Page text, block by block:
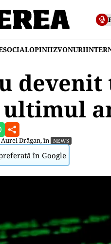
SOCIALOPINIIZVONURI
devenit
Aurel Drăgan, în NEWS
în Google